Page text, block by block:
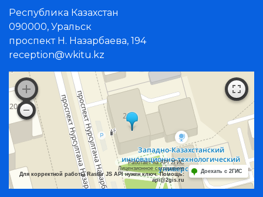
Республика Казахстан
090000, Уральск
проспект Н. Назарбаева, 194
reception@wkitu.kz
Работает на API 2ГИС
Лицензионное соглашение
Для корректной работы Raster JS API нужен ключ. Помощь:
api@2gis.ru
Доехать с 2ГИС